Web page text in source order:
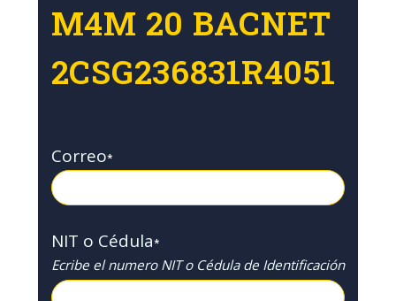
M4M 20 BACNET
2CSG236831R4051
Correo*
NIT o Cédula*
Ecribe el numero NIT o Cédula de Identificación